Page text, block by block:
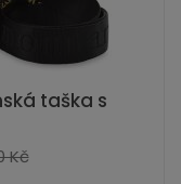
taška s
Kč